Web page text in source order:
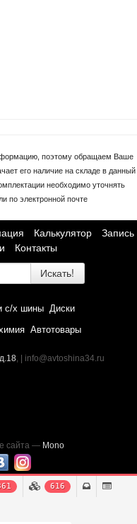
поэтому обращаем Ваше
его наличие на складе в данный
необходимо уточнять
по электронной почте
Калькулятор
Запись
Контакты
Искать!
с/х шины
Диски
Автотовары
, | info@avtoshina34.ru
сайта — Mono
616